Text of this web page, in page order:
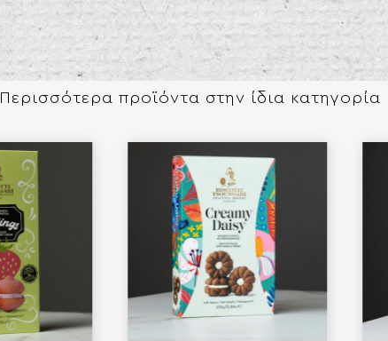
Περισσότερα προϊόντα στην ίδια κατηγορία​​